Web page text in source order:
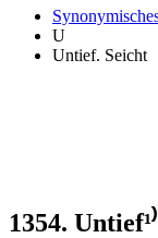
U
Untief. Seicht
1354.